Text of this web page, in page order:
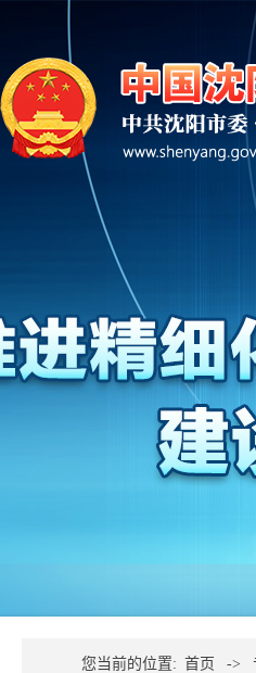
您当前的位置: 首页 ->